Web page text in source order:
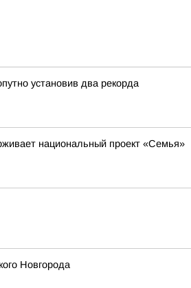
установив два рекорда
национальный проект «Семья»
Новгорода